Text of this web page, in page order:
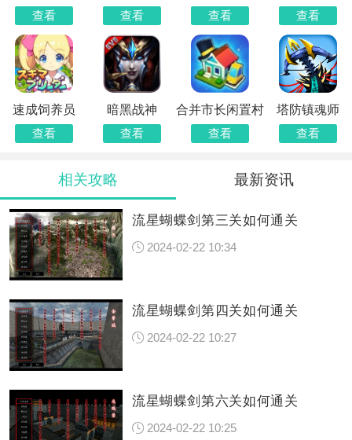
查看 查看 查看
版
查看
速成饲养员
查看
暗黑战神
查看
合并市长闲置村
查看
塔防镇魂师
查看
相关攻略 最新资讯
流星蝴蝶剑第三关如何通关
2024-02-22 10:34
流星蝴蝶剑第四关如何通关
2024-02-22 10:27
流星蝴蝶剑第六关如何通关
2024-02-22 10:25